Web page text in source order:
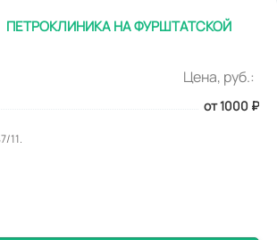
ПЕТРОКЛИНИКА НА ФУРШТАТСКОЙ
Цена, руб.:
от 1000 ₽
11.